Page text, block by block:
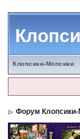
Клопсики-Мопсики
Форум